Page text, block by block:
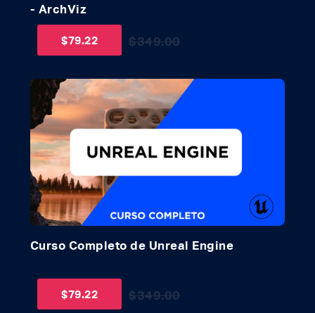
- ArchViz
$349.00
$79.22
Curso Completo de Unreal Engine
$349.00
$79.22